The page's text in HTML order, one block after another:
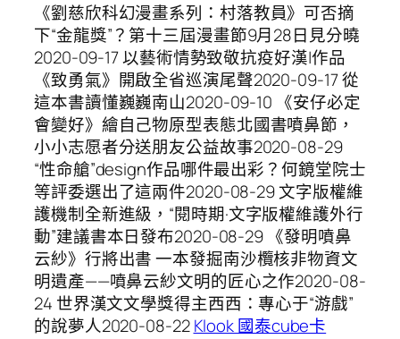
《劉慈欣科幻漫畫系列：村落教員》可否摘
下“金龍獎”？第十三屆漫畫節9月28日見分曉
2020-09-17 以藝術情勢致敬抗疫好漢|作品
《致勇氣》開啟全省巡演尾聲2020-09-17 從
這本書讀懂巍巍南山2020-09-10 《安仔必定
會變好》繪自己物原型表態北國書噴鼻節，
小小志愿者分送朋友公益故事2020-08-29
“性命艙”design作品哪件最出彩？何鏡堂院士
等評委選出了這兩件2020-08-29 文字版權維
護機制全新進級，“閱時期·文字版權維護外行
動”建議書本日發布2020-08-29 《發明噴鼻
云紗》行將出書 一本發掘南沙欖核非物資文
明遺產——噴鼻云紗文明的匠心之作2020-08-
24 世界漢文文學獎得主西西：專心于“游戲”
的說夢人2020-08-22Klook 國泰cube卡